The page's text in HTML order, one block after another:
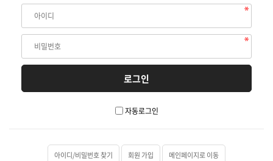
자동로그인
아이디/비밀번호 찾기 회원 가입 메인페이지로 이동